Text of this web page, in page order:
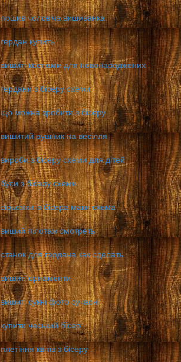
пошив чоловіча вишиванка
гердан купить
вишиті костюми для новонароджених
гердани з бісеру схеми
що можна зробити з бісеру
вишитий рушник на весілля
вироби з бісеру схеми для дітей
буси з бісеру схеми
сірьожки із бісера маки схема
виший пілотаж смотреть
станок для гердана как сделать
вишиті орнаменти
вишиті сукні фото сучасні
купити чеський бісер
плетіння квітів з бісеру